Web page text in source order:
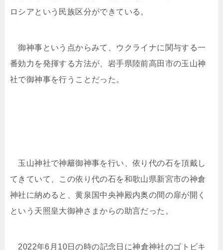
ロシアという民族区分ができている。
御神事という点からみて、ウクライナに関与する一
番効力を発揮する方法が、岩手県陸前高田市の玉山神
社で御神事を行うことだった。
玉山神社で神籬御神事を行い、依り代の石を頂戴し
てきていて、この依り代の石を和歌山県新宮市の神倉
神社に納めると、黄泉国中央神殿内奥の間の扉が開く
という天照皇大御神さまからの助言だった。
2022年6月10日の時の記念日に神倉神社のゴトビキ